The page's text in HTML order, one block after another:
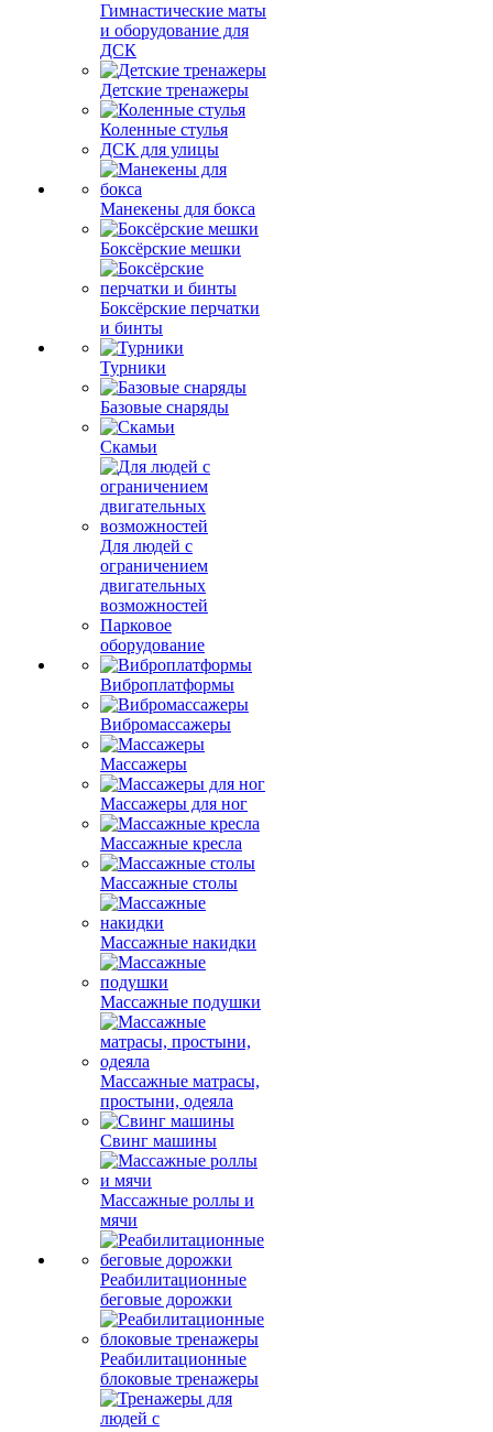
Гимнастические маты
и оборудование для
ДСК
Детские тренажеры
Коленные стулья
ДСК для улицы
Манекены для бокса
Боксёрские мешки
Боксёрские перчатки
и бинты
Турники
Базовые снаряды
Скамьи
Для людей с
ограничением
двигательных
возможностей
Парковое
оборудование
Виброплатформы
Вибромассажеры
Массажеры
Массажеры для ног
Массажные кресла
Массажные столы
Массажные накидки
Массажные подушки
Массажные матрасы,
простыни, одеяла
Свинг машины
Массажные роллы и
мячи
Реабилитационные
беговые дорожки
Реабилитационные
блоковые тренажеры